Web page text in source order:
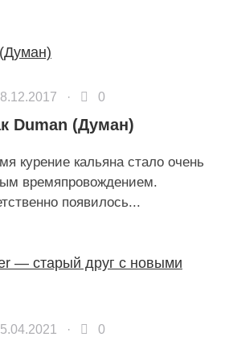
· 0
Duman (Думан)
курение кальяна стало очень
времяпровождением.
появилось...
· 0